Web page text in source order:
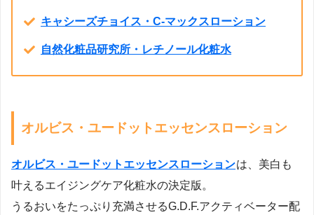
キャシーズチョイス・C-マックスローション
自然化粧品研究所・レチノール化粧水
オルビス・ユードットエッセンスローション
オルビス・ユードットエッセンスローションは、美白も
叶えるエイジングケア化粧水の決定版。
うるおいをたっぷり充満させるG.D.F.アクティベーター配